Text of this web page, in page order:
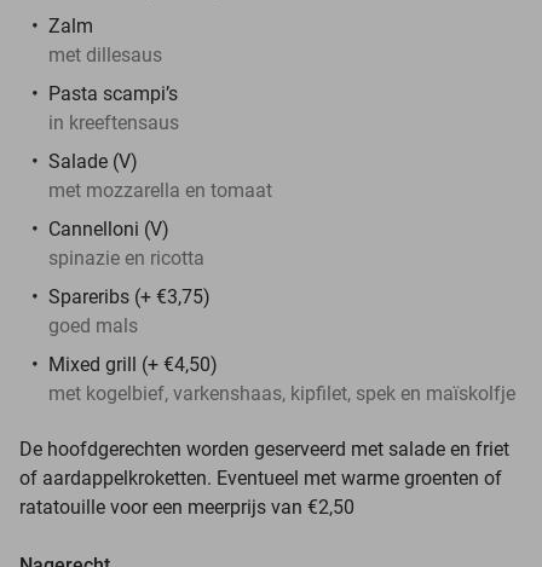
Zalm
met dillesaus
Pasta scampi’s
in kreeftensaus
Salade (V)
met mozzarella en tomaat
Cannelloni (V)
spinazie en ricotta
Spareribs (+ €3,75)
goed mals
Mixed grill (+ €4,50)
met kogelbief, varkenshaas, kipfilet, spek en maïskolfje
De hoofdgerechten worden geserveerd met salade en friet
of aardappelkroketten. Eventueel met warme groenten of
ratatouille voor een meerprijs van €2,50